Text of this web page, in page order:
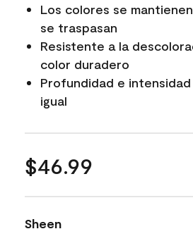
Los colores se
se traspasan
Resistente a la
color duradero
Profundidad e
igual
$46.99
Sheen